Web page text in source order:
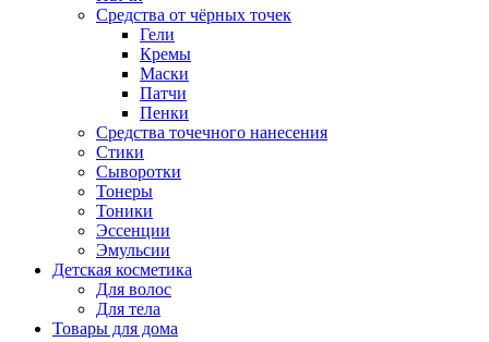
Средства от чёрных точек
Гели
Кремы
Маски
Патчи
Пенки
Средства точечного нанесения
Стики
Сыворотки
Тонеры
Тоники
Эссенции
Эмульсии
Детская косметика
Для волос
Для тела
Товары для дома